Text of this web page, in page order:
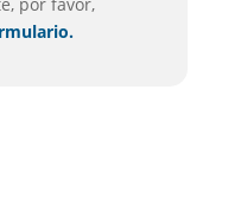
por favor,